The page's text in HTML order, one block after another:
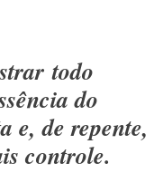
todo
do
e, de repente,
controle.